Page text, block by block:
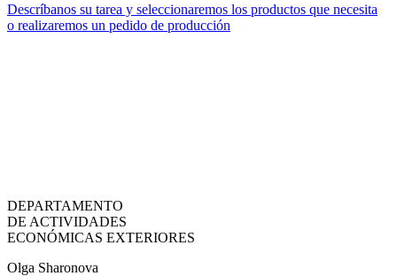
Descríbanos su tarea y seleccionaremos los productos que necesita
o realizaremos un pedido de producción
DEPARTAMENTO
DE ACTIVIDADES
ECONÓMICAS EXTERIORES
Olga Sharonova